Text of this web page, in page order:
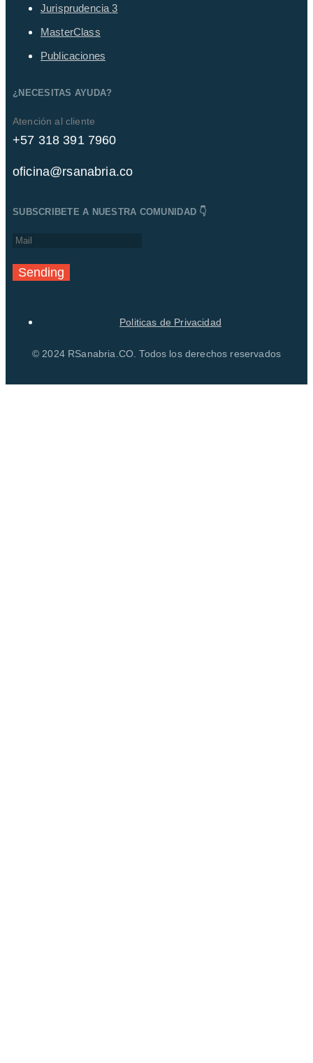
Jurisprudencia3
MasterClass
Publicaciones
¿NECESITAS AYUDA?
Atención al cliente
+57 318 391 7960
oficina@rsanabria.co
SUBSCRIBETE A NUESTRA COMUNIDAD 👇
Sending
Politicas de Privacidad
© 2024 RSanabria.CO. Todos los derechos reservados